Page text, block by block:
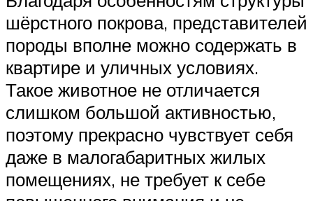
шёрстного покрова, представителей
породы вполне можно содержать в
квартире и уличных условиях.
Такое животное не отличается
слишком большой активностью,
поэтому прекрасно чувствует себя
даже в малогабаритных жилых
помещениях, не требует к себе